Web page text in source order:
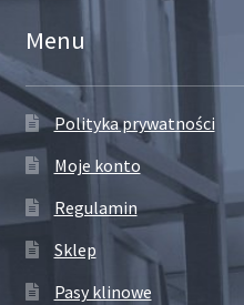
Menu
Polityka prywatności
Moje konto
Regulamin
Sklep
Pasy klinowe